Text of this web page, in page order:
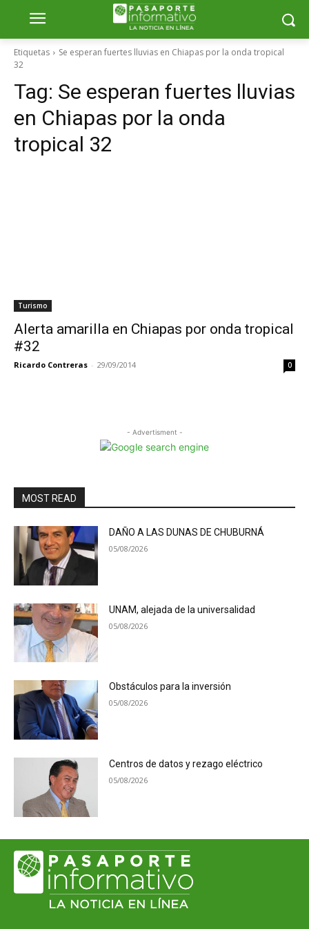
Etiquetas
Se esperan fuertes lluvias en Chiapas por la onda tropical
32
Tag: Se esperan fuertes lluvias
en Chiapas por la onda
tropical 32
Turismo
Alerta amarilla en Chiapas por onda tropical
#32
Ricardo Contreras - 29/09/2014 0
- Advertisment -
MOST READ
DAÑO A LAS DUNAS DE CHUBURNÁ
05/08/2026
UNAM, alejada de la universalidad
05/08/2026
Obstáculos para la inversión
05/08/2026
Centros de datos y rezago eléctrico
05/08/2026